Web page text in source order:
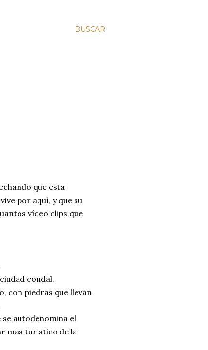
BUSCAR
que esta
por aquí, y que su
vídeo clips que
condal.
con piedras que llevan
autodenomina el
mas turístico de la